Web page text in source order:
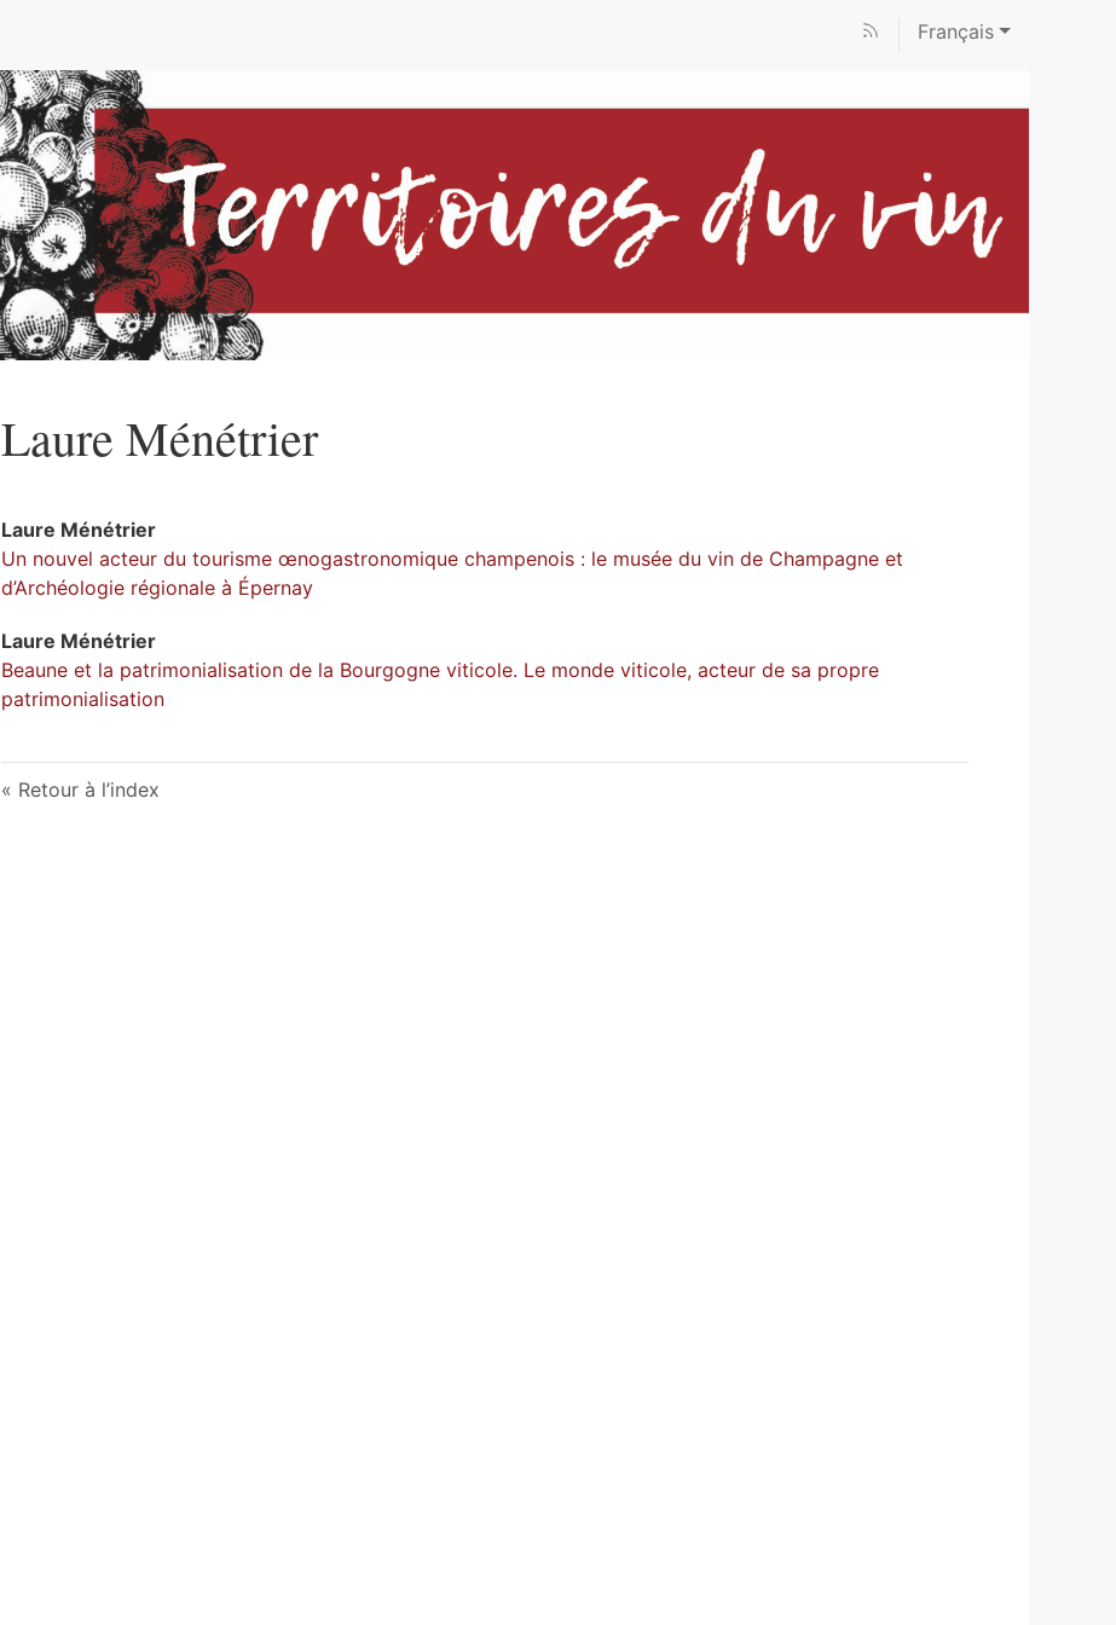
Français
Laure Ménétrier
Laure Ménétrier
Un nouvel acteur du tourisme œnogastronomique champenois : le musée du vin de Champagne et
d’Archéologie régionale à Épernay
Laure Ménétrier
Beaune et la patrimonialisation de la Bourgogne viticole. Le monde viticole, acteur de sa propre
patrimonialisation
Retour à l’index